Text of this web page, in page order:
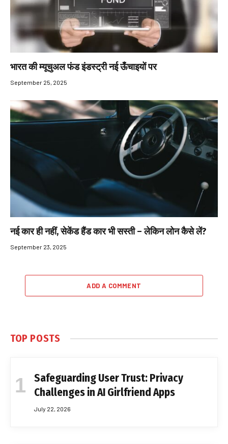
भारत की म्यूचुअल फंड इंडस्ट्री नई ऊँचाइयों पर
September 25, 2025
नई कार ही नहीं, सेकेंड हैंड कार भी सस्ती – लेकिन लोन कैसे लें?
September 23, 2025
ADD A COMMENT
TOP POSTS
Safeguarding User Trust: Privacy
Challenges in AI Girlfriend Apps
July 22, 2026